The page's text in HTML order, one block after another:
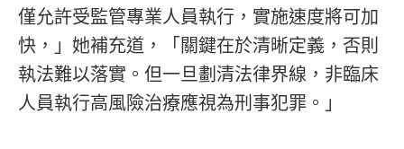
僅允許受監管專業人員執行，實施速度將可加
快，」她補充道，「關鍵在於清晰定義，否則
執法難以落實。但一旦劃清法律界線，非臨床
人員執行高風險治療應視為刑事犯罪。」